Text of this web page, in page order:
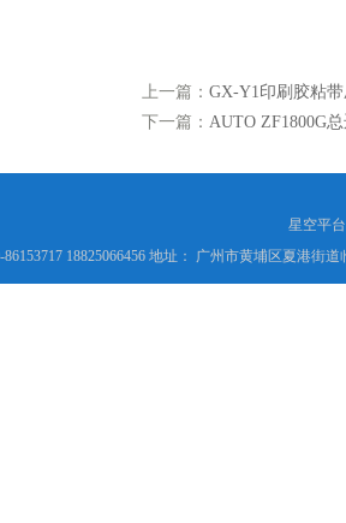
上一篇： GX-Y1印刷胶粘
下一篇： AUTO ZF1800G
星空平
18825066456 地址： 广州市黄埔区夏港街